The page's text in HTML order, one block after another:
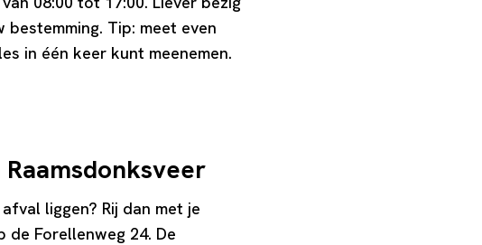
bestemming. Tip: meet even
in één keer kunt meenemen.
liggen? Rij dan met je
de Forellenweg 24. De